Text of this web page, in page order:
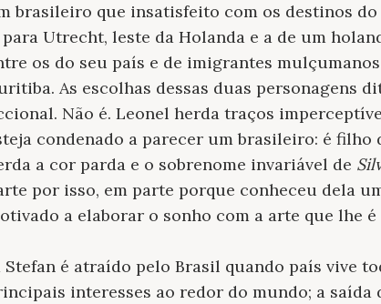
brasileiro que insatisfeito com os destinos
Utrecht, leste da Holanda e a de um
os do seu país e de imigrantes
As escolhas dessas duas personagens
Não é. Leonel herda traços
condenado a parecer um brasileiro: é
a cor parda e o sobrenome invariável de
por isso, em parte porque conheceu dela
a elaborar o sonho com a arte que lhe
Stefan é atraído pelo Brasil quando país vive
interesses ao redor do mundo; a saída